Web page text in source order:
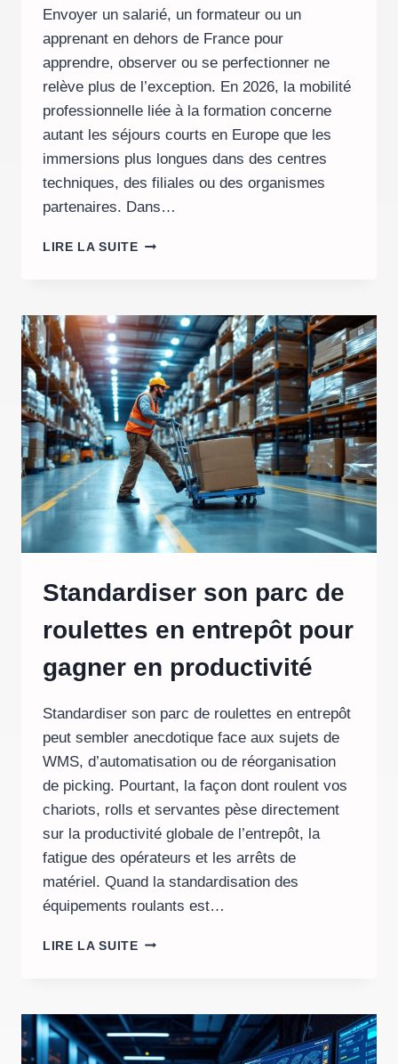
Envoyer un salarié, un formateur ou un
apprenant en dehors de France pour
apprendre, observer ou se perfectionner ne
relève plus de l’exception. En 2026, la mobilité
professionnelle liée à la formation concerne
autant les séjours courts en Europe que les
immersions plus longues dans des centres
techniques, des filiales ou des organismes
partenaires. Dans…
LIRE LA SUITEQUELLE
CHOISIR
POUR
UNE
FORMATION
À
L’ÉTRANGER
?
Standardiser son parc de
roulettes en entrepôt pour
gagner en productivité
Standardiser son parc de roulettes en entrepôt
peut sembler anecdotique face aux sujets de
WMS, d’automatisation ou de réorganisation
de picking. Pourtant, la façon dont roulent vos
chariots, rolls et servantes pèse directement
sur la productivité globale de l’entrepôt, la
fatigue des opérateurs et les arrêts de
matériel. Quand la standardisation des
équipements roulants est…
LIRE LA SUITESTANDARDISER
ROULETTES
EN
ENTREPÔT